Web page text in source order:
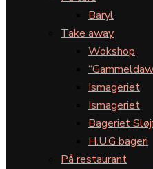
Baryl
Take away
Wokshop
Ismageriet
Ismageriet
Bageriet
H.U.G bageri
På restaurant